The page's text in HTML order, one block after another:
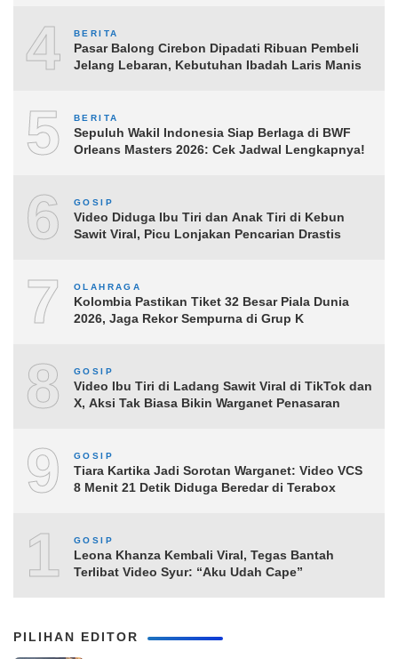
4 BERITA
Pasar Balong Cirebon Dipadati Ribuan Pembeli
Jelang Lebaran, Kebutuhan Ibadah Laris Manis
5 BERITA
Sepuluh Wakil Indonesia Siap Berlaga di BWF
Orleans Masters 2026: Cek Jadwal Lengkapnya!
6 GOSIP
Video Diduga Ibu Tiri dan Anak Tiri di Kebun
Sawit Viral, Picu Lonjakan Pencarian Drastis
7 OLAHRAGA
Kolombia Pastikan Tiket 32 Besar Piala Dunia
2026, Jaga Rekor Sempurna di Grup K
8 GOSIP
Video Ibu Tiri di Ladang Sawit Viral di TikTok dan
X, Aksi Tak Biasa Bikin Warganet Penasaran
9 GOSIP
Tiara Kartika Jadi Sorotan Warganet: Video VCS
8 Menit 21 Detik Diduga Beredar di Terabox
10
GOSIP
Leona Khanza Kembali Viral, Tegas Bantah
Terlibat Video Syur: “Aku Udah Cape”
PILIHAN EDITOR